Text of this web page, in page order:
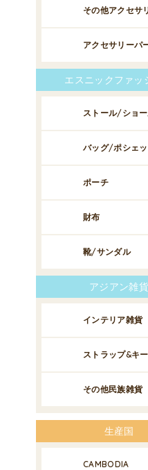
その他アクセサ
アクセサリーパ
エスニックファッ
ストール/ショ
バッグ/ポシェッ
ポーチ
財布
靴/サンダル
アジアン雑貨
インテリア雑貨
ストラップ&キ
その他民族雑貨
生産国
CAMBODIA